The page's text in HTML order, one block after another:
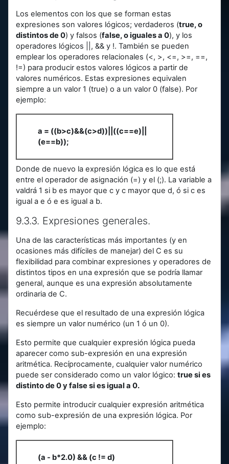
Los elementos con los que se forman estas
expresiones son valores lógicos; verdaderos (true, o
distintos de 0) y falsos (false, o iguales a 0), y los
operadores lógicos ||, && y !. También se pueden
emplear los operadores relacionales (<, >, <=, >=, ==,
!=) para producir estos valores lógicos a partir de
valores numéricos. Estas expresiones equivalen
siempre a un valor 1 (true) o a un valor 0 (false). Por
ejemplo:
a = ((b>c)&&(c>d))||((c==e)||
(e==b));
Donde de nuevo la expresión lógica es lo que está
entre el operador de asignación (=) y el (;). La variable a
valdrá 1 si b es mayor que c y c mayor que d, ó si c es
igual a e ó e es igual a b.
9.3.3. Expresiones generales.
Una de las características más importantes (y en
ocasiones más difíciles de manejar) del C es su
flexibilidad para combinar expresiones y operadores de
distintos tipos en una expresión que se podría llamar
general, aunque es una expresión absolutamente
ordinaria de C.
Recuérdese que el resultado de una expresión lógica
es siempre un valor numérico (un 1 ó un 0).
Esto permite que cualquier expresión lógica pueda
aparecer como sub-expresión en una expresión
aritmética. Recíprocamente, cualquier valor numérico
puede ser considerado como un valor lógico: true si es
distinto de 0 y false si es igual a 0.
Esto permite introducir cualquier expresión aritmética
como sub-expresión de una expresión lógica. Por
ejemplo:
(a - b*2.0) && (c != d)